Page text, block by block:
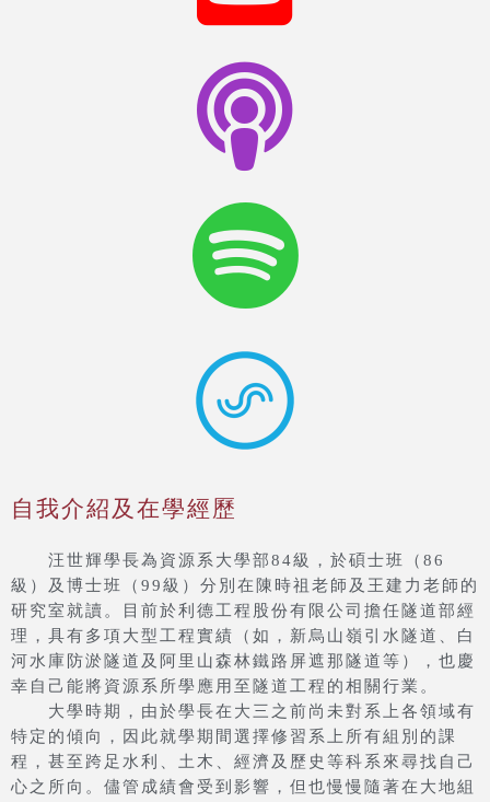
自我介紹及在學經歷
汪世輝學長為資源系大學部84級，於碩士班（86
級）及博士班（99級）分別在陳時祖老師及王建力老師的
研究室就讀。目前於利德工程股份有限公司擔任隧道部經
理，具有多項大型工程實績（如，新烏山嶺引水隧道、白
河水庫防淤隧道及阿里山森林鐵路屏遮那隧道等），也慶
幸自己能將資源系所學應用至隧道工程的相關行業。
大學時期，由於學長在大三之前尚未對系上各領域有
特定的傾向，因此就學期間選擇修習系上所有組別的課
程，甚至跨足水利、土木、經濟及歷史等科系來尋找自己
心之所向。儘管成績會受到影響，但也慢慢隨著在大地組